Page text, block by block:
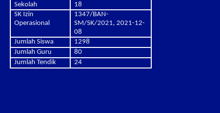
Sekolah
18
SK Izin
Operasional
1347/BAN-
SM/SK/2021, 2021-12-
08
Jumlah Siswa
1298
Jumlah Guru
80
Jumlah Tendik
24